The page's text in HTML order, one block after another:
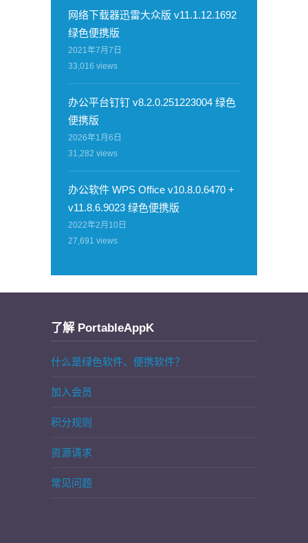
网络下载器迅雷大众版 v11.1.12.1692
绿色便携版
2021年7月7日
33,016 views
办公平台钉钉 v8.2.0.251223004 绿色
便携版
2026年1月6日
31,282 views
办公软件 WPS Office v10.8.0.6470 +
v11.8.6.9023 绿色便携版
2022年2月10日
27,691 views
了解 PortableAppK
什么是绿色软件、便携软件？
加入会员
积分规则
资源请求
常见问题